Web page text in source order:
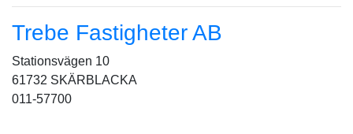
Trebe Fastigheter AB
Stationsvägen 10
61732 SKÄRBLACKA
011-57700